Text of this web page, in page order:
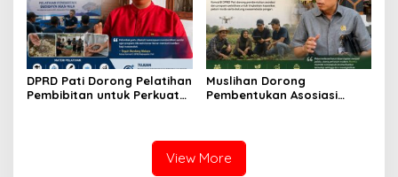
DPRD Pati Dorong Pelatihan
Pembibitan untuk Perkuat
Muslihan Dorong
Pembentukan Asosiasi
View More